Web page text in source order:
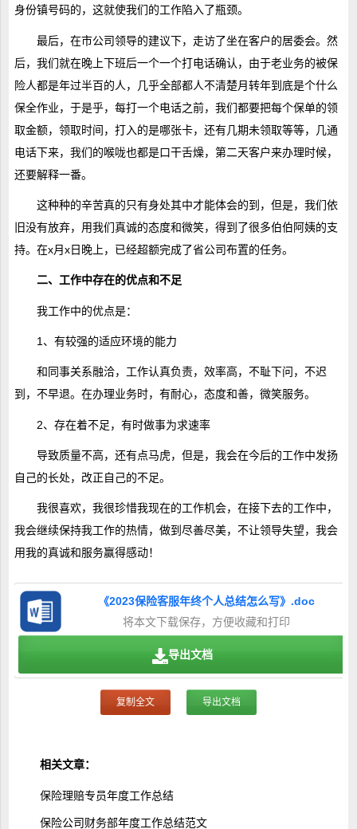
身份镇号码的，这就使我们的工作陷入了瓶颈。
最后，在市公司领导的建议下，走访了坐在客户的居委会。然
后，我们就在晚上下班后一个一个打电话确认，由于老业务的被保
险人都是年过半百的人，几乎全部都人不清楚月转年到底是个什么
保全作业，于是乎，每打一个电话之前，我们都要把每个保单的领
取金额，领取时间，打入的是哪张卡，还有几期未领取等等，几通
电话下来，我们的喉咙也都是口干舌燥，第二天客户来办理时候，
还要解释一番。
这种种的辛苦真的只有身处其中才能体会的到，但是，我们依
旧没有放弃，用我们真诚的态度和微笑，得到了很多伯伯阿姨的支
持。在x月x日晚上，已经超额完成了省公司布置的任务。
二、工作中存在的优点和不足
我工作中的优点是：
1、有较强的适应环境的能力
和同事关系融洽，工作认真负责，效率高，不耻下问，不迟
到，不早退。在办理业务时，有耐心，态度和善，微笑服务。
2、存在着不足，有时做事为求速率
导致质量不高，还有点马虎，但是，我会在今后的工作中发扬
自己的长处，改正自己的不足。
我很喜欢，我很珍惜我现在的工作机会，在接下去的工作中，
我会继续保持我工作的热情，做到尽善尽美，不让领导失望，我会
用我的真诚和服务赢得感动！
《2023保险客服年终个人总结怎么写》.doc
将本文下载保存，方便收藏和打印
导出文档
复制全文 导出文档
相关文章：
保险理赔专员年度工作总结
保险公司财务部年度工作总结范文